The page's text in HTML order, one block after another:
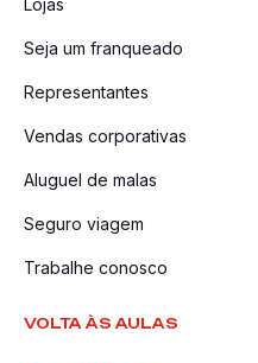
Lojas
Seja um franqueado
Representantes
Vendas corporativas
Aluguel de malas
Seguro viagem
Trabalhe conosco
VOLTA ÀS AULAS